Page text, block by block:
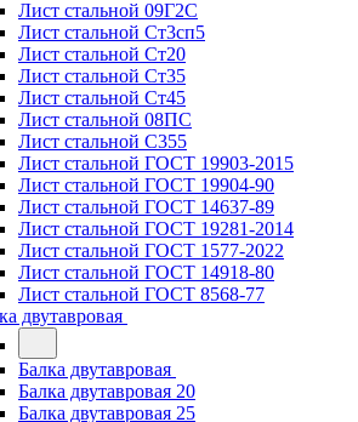
Лист стальной 09Г2С
Лист стальной Ст3сп5
Лист стальной Ст20
Лист стальной Ст35
Лист стальной Ст45
Лист стальной 08ПС
Лист стальной С355
Лист стальной ГОСТ 19903-2015
Лист стальной ГОСТ 19904-90
Лист стальной ГОСТ 14637-89
Лист стальной ГОСТ 19281-2014
Лист стальной ГОСТ 1577-2022
Лист стальной ГОСТ 14918-80
Лист стальной ГОСТ 8568-77
двутавровая
Балка двутавровая
Балка двутавровая 20
Балка двутавровая 25